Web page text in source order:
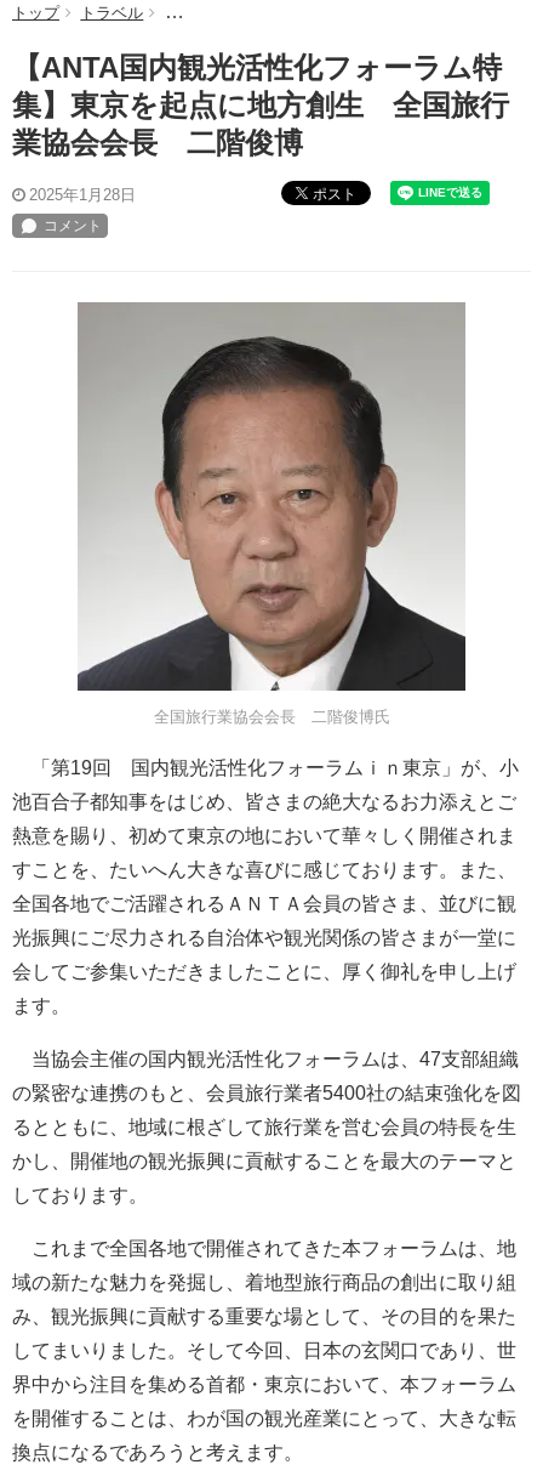
トップ トラベル 【ANTA国内観光活性化フォーラム特集】東京を
【ANTA国内観光活性化フォーラム特
集】東京を起点に地方創生 全国旅行
業協会会長 二階俊博
2025年1月28日 ポスト
全国旅行業協会会長 二階俊博氏
「第19回 国内観光活性化フォーラムｉｎ東京」が、小
池百合子都知事をはじめ、皆さまの絶大なるお力添えとご
熱意を賜り、初めて東京の地において華々しく開催されま
すことを、たいへん大きな喜びに感じております。また、
全国各地でご活躍されるＡＮＴＡ会員の皆さま、並びに観
光振興にご尽力される自治体や観光関係の皆さまが一堂に
会してご参集いただきましたことに、厚く御礼を申し上げ
ます。
当協会主催の国内観光活性化フォーラムは、47支部組織
の緊密な連携のもと、会員旅行業者5400社の結束強化を図
るとともに、地域に根ざして旅行業を営む会員の特長を生
かし、開催地の観光振興に貢献することを最大のテーマと
しております。
これまで全国各地で開催されてきた本フォーラムは、地
域の新たな魅力を発掘し、着地型旅行商品の創出に取り組
み、観光振興に貢献する重要な場として、その目的を果た
してまいりました。そして今回、日本の玄関口であり、世
界中から注目を集める首都・東京において、本フォーラム
を開催することは、わが国の観光産業にとって、大きな転
換点になるであろうと考えます。